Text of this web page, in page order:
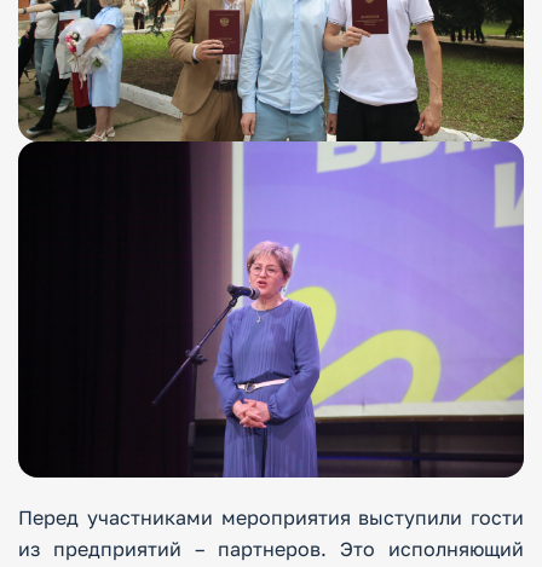
Перед участниками мероприятия выступили гости
из предприятий – партнеров. Это исполняющий